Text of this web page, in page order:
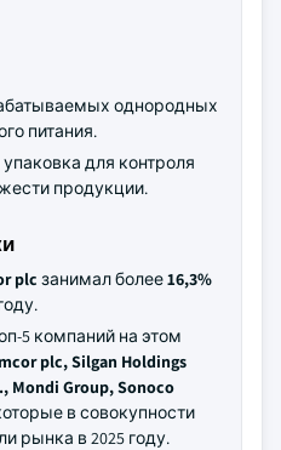
однородных
питания.
для контроля
продукции.
plc занимал более16,3%
5 компаний на этом
plc, Silgan Holdings
Mondi Group, Sonoco
в совокупности
рынка в 2025 году.